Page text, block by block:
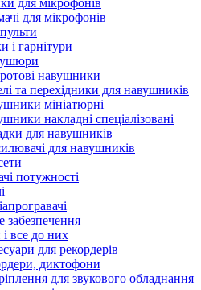
для мікрофонів
для мікрофонів
і гарнітури
навушники
та перехідники для навушників
мініатюрні
накладні спеціалізовані
для навушників
для навушників
потужності
забезпечення
все до них
для рекордерів
диктофони
для звукового обладнання